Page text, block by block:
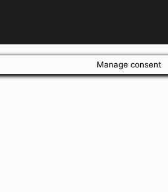
Manage consent